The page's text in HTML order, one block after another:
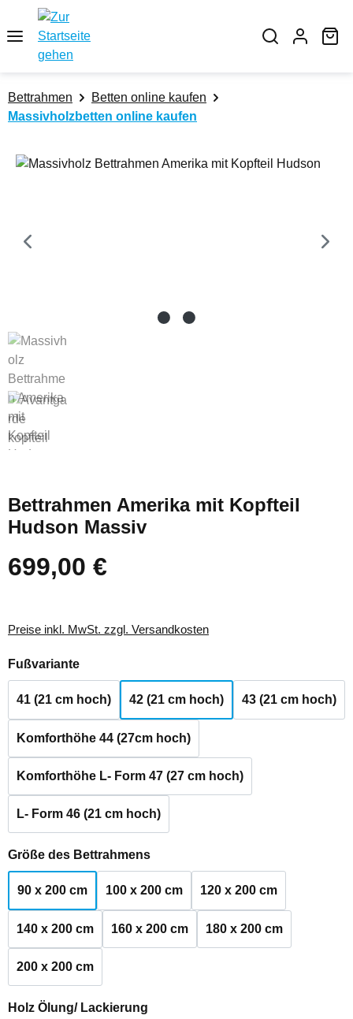
Zum Hauptinhalt springen
Bettrahmen
Betten online kaufen
Massivholzbetten online kaufen
Bildergalerie überspringen
Bettrahmen Amerika mit Kopfteil
Hudson Massiv
Regulärer Preis:
699,00 €
Preise inkl. MwSt. zzgl. Versandkosten
Fußvarianteauswählen
41 (21 cm hoch) 42 (21 cm hoch) 43 (21 cm hoch)
Komforthöhe 44 (27cm hoch)
Komforthöhe L- Form 47 (27 cm hoch)
L- Form 46 (21 cm hoch)
Größe des Bettrahmensauswählen
90 x 200 cm 100 x 200 cm 120 x 200 cm
140 x 200 cm 160 x 200 cm 180 x 200 cm
200 x 200 cm
Holz Ölung/ Lackierung